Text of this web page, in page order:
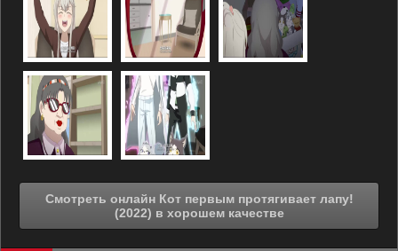
Смотреть онлайн Кот первым протягивает лапу!
(2022) в хорошем качестве